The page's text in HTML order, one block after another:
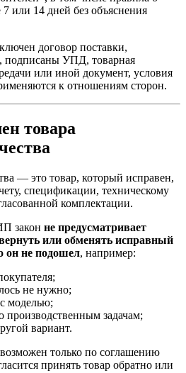
7 или 14 дней без объяснения
договор поставки,
подписаны УПД, товарная
или иной документ, условия
к отношениям сторон.
товара
— это товар, который исправен,
спецификации, техническому
комплектации.
закон не предусматривает
или обменять исправный
он не подошел, например:
не нужно;
моделью;
производственным задачам;
вариант.
только по соглашению
принять товар обратно или